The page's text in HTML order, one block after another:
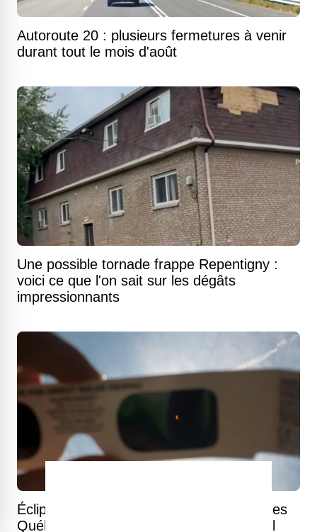
Autoroute 20 : plusieurs fermetures à venir
durant tout le mois d'août
Une possible tornade frappe Repentigny :
voici ce que l'on sait sur les dégâts
impressionnants
Éclipse solaire du 12 août : voici ce que les
Québécois pourront observer dans le ciel